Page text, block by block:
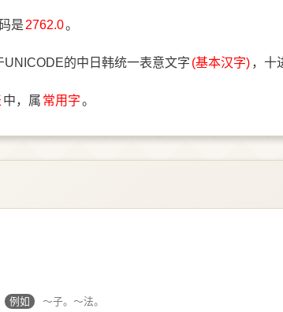
是 2762.0。
UNICODE的中日韩统一表意文字 (基本汉字) ，十
中，属 常用字。
例如 ～子。～法。